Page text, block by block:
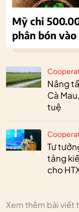
Nâng
Cà
tuệ
Tư
tảng
cho
Xem thêm bài viết
Mỹ chi
phân bón